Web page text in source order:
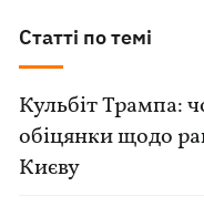
Статті по темі
Кульбіт Трампа:
обіцянки щодо
Києву